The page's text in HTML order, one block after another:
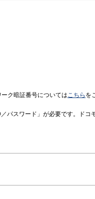
ク暗証番号についてはこちら を
パスワード」が必要です。ドコ